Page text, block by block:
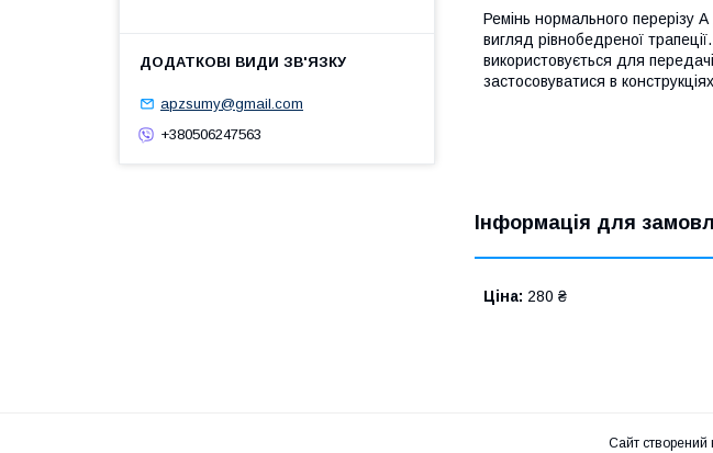
Ремінь нормального перерізу
вигляд рівнобедреної
використовується для
застосовуватися в
Інформація для
Ціна: 280 ₴
apzsumy@gmail.com
+380506247563
Сайт створений